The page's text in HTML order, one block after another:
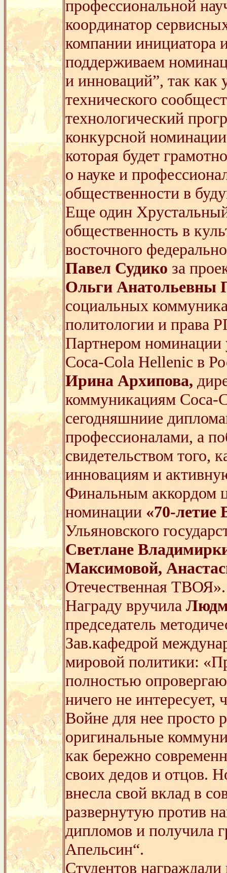
профессиональной
координатор
компании инициатора
поддерживаем
и инноваций”, так как
технического
технологический
конкурсной
которая будет
о науке и
общественности в
Еще один
общественность в
восточного
Павел Судико за
Ольги Анатольевны
социальных
политологии и права
Партнером номинации
Coca-Cola Hellenic в
Ирина Архипова,
коммуникациям Coca-
сегодняшниие
профессионалами, а
свидетельством того,
инновациям и
Финальным аккордом
номинации «70-летие
Ульяновского
Светлане
Максимовой,
Отечественная ТВОЯ».
Награду вручила
председатель
Зав.кафедрой
мировой политики:
полностью
ничего не
Войне для нее просто
оригинальные
как бережно
своих дедов и отцов.
внесла свой вклад в
развернутую против
дипломов и получила
Апельсин“.
Студентов